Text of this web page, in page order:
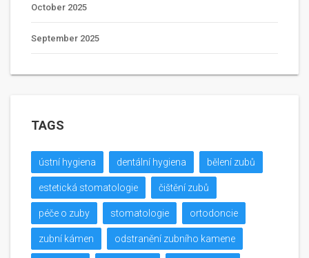
October 2025
September 2025
TAGS
ústní hygiena dentální hygiena bělení zubů
estetická stomatologie čištění zubů
péče o zuby stomatologie ortodoncie
zubní kámen odstranění zubního kamene